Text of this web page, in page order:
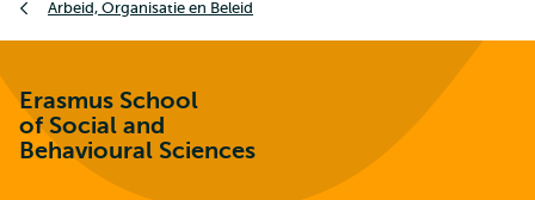
Arbeid, Organisatie en Beleid
Erasmus School
of Social and
Behavioural Sciences